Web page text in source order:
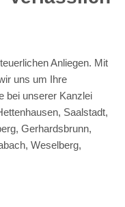
Anliegen. Mit
uns um Ihre
bei unserer Kanzlei
Saalstadt,
Gerhardsbrunn,
Weselberg,